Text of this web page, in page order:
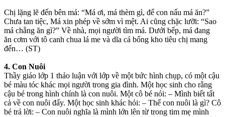
Chị lặng lẽ đến bên má: “Má ơi, má thèm gì, để con nấu má ăn?”
Chưa tan tiệc, Má xin phép về sớm vì mệt. Ai cũng chặc lưỡi: “Sao
má chẳng ăn gì?” Về nhà, mọi người tìm má. Dưới bếp, má đang
ăn cơm với tô canh chua lá me và dĩa cá bống kho tiêu chị mang
đến… (ST)
4. Con Nuôi
Thầy giáo lớp 1 thảo luận với lớp về một bức hình chụp, có một cậu
bé màu tóc khác mọi người trong gia đình. Một học sinh cho rằng
cậu bé trong hình chính là con nuôi. Một cô bé nói: – Mình biết tất
cả về con nuôi đấy. Một học sinh khác hỏi: – Thế con nuôi là gì? Cô
bé trả lời: – Con nuôi nghĩa là mình lớn lên từ trong tim mẹ mình